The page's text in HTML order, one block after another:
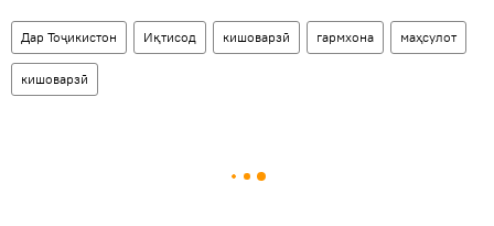
Дар Тоҷикистон Иқтисод кишоварзӣ гармхона маҳсулот
кишоварзӣ